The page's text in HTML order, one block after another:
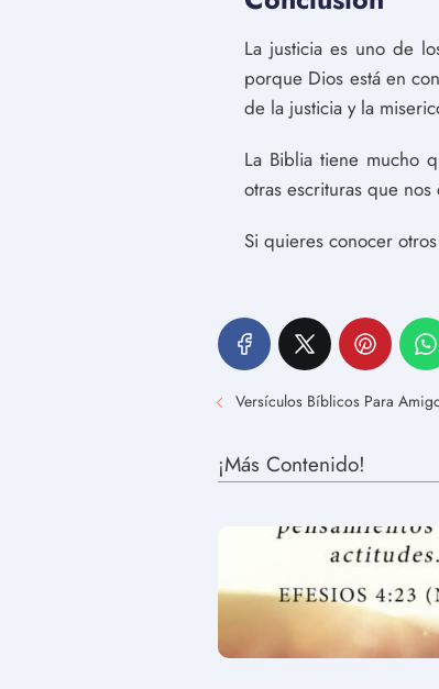
La justicia es uno de
porque Dios está en
de la justicia y la
La Biblia tiene mucho
otras escrituras que
Si quieres conocer
Versículos Bíblicos Para
¡Más Contenido!